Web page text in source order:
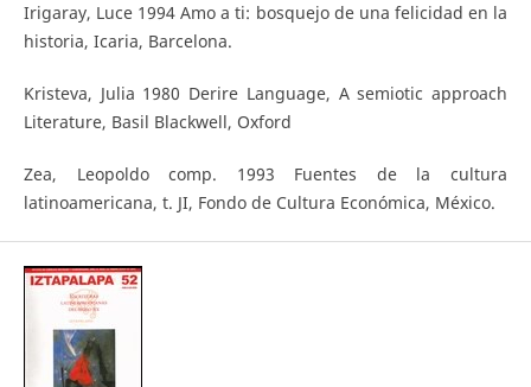
Irigaray, Luce 1994 Amo a ti: bosquejo de una felicidad en la
historia, Icaria, Barcelona.
Kristeva, Julia 1980 Derire Language, A semiotic approach
Literature, Basil Blackwell, Oxford
Zea, Leopoldo comp. 1993 Fuentes de la cultura
latinoamericana, t. JI, Fondo de Cultura Económica, México.